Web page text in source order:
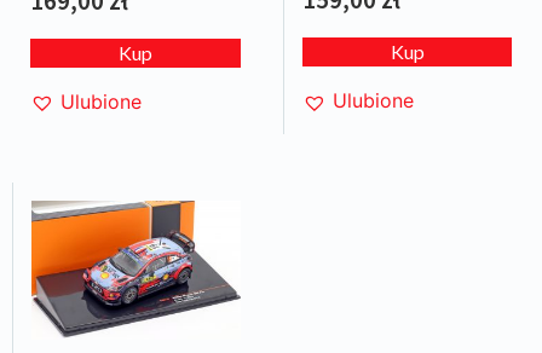
Kup
Ulubione
Kup
Ulubione